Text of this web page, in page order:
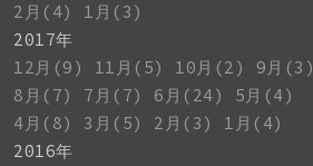
2月(4)
1月(3)
2017年
12月(9)
11月(5) 10月(2)
9月(3)
8月(7)
7月(7) 6月(24)
5月(4)
4月(8)
3月(5) 2月(3)
1月(4)
2016年